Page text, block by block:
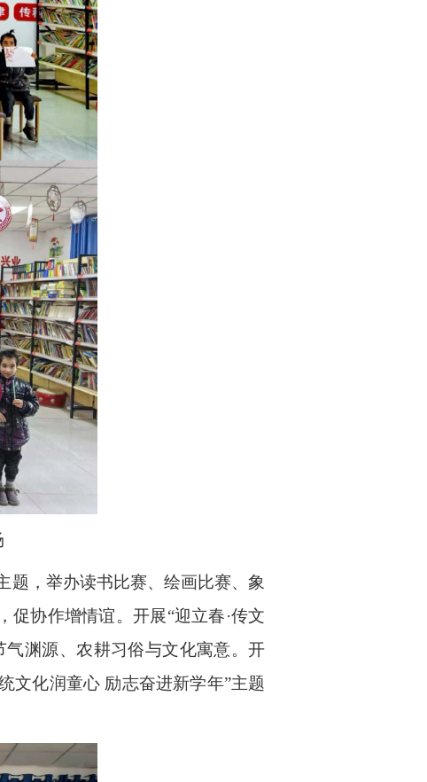
题，举办读书比赛、绘画比赛、象
协作增情谊。开展“迎立春·传文
渊源、农耕习俗与文化寓意。开
文化润童心 励志奋进新学年”主题